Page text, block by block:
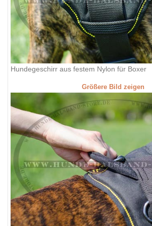
Hundegeschirr aus festem Nylon für Boxer
Größere Bild zeigen